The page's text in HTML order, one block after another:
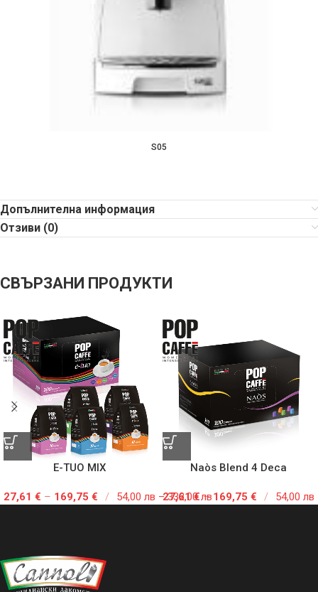
S05
Допълнителна информация
Отзиви (0)
СВЪРЗАНИ ПРОДУКТИ
E-TUO MIX
27,61 € – 169,75 € / 54,00 лв – 332,00 лв
Naòs Blend 4 Deca
27,61€–169,75 € / 54,00